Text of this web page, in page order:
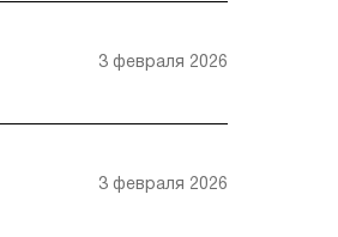
3 февраля 2026
3 февраля 2026